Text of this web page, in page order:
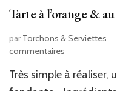
Tarte à l’orange &
par Torchons & Serviettes
commentaires
à
Très simple à